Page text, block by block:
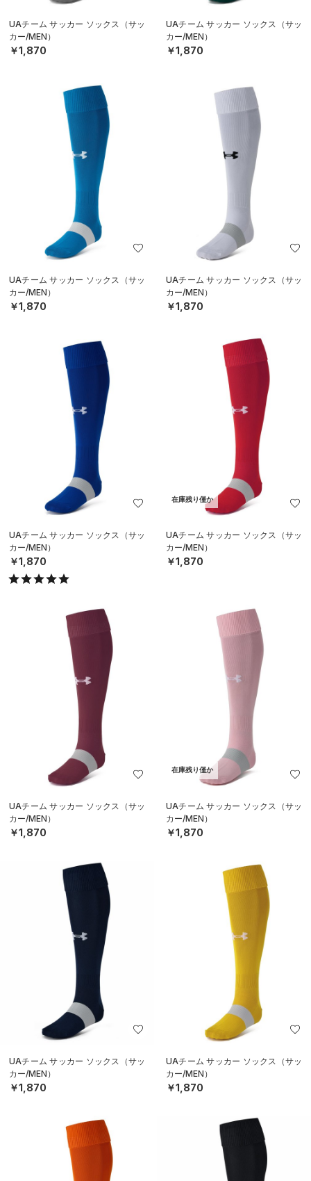
UAチーム サッカー ソックス（サッ
カー/MEN）
￥1,870
UAチーム サッカー ソックス（サッ
カー/MEN）
￥1,870
UAチーム サッカー ソックス（サッ
カー/MEN）
￥1,870
UAチーム サッカー ソックス（サッ
カー/MEN）
￥1,870
UAチーム サッカー ソックス（サッ
カー/MEN）
￥1,870
在庫残り僅か
UAチーム サッカー ソックス（サッ
カー/MEN）
￥1,870
UAチーム サッカー ソックス（サッ
カー/MEN）
￥1,870
在庫残り僅か
UAチーム サッカー ソックス（サッ
カー/MEN）
￥1,870
UAチーム サッカー ソックス（サッ
カー/MEN）
￥1,870
UAチーム サッカー ソックス（サッ
カー/MEN）
￥1,870